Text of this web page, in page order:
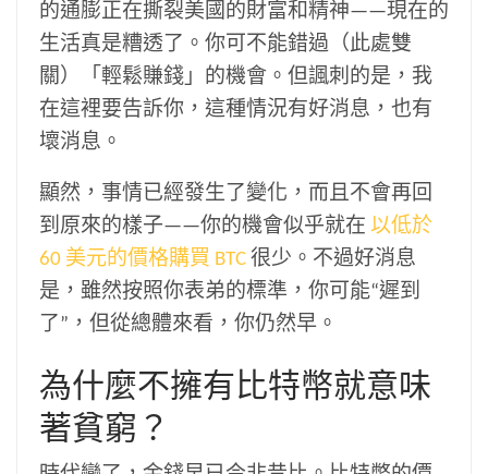
的通膨正在撕裂美國的財富和精神——現在的
生活真是糟透了。你可不能錯過（此處雙
關）「輕鬆賺錢」的機會。但諷刺的是，我
在這裡要告訴你，這種情況有好消息，也有
壞消息。
顯然，事情已經發生了變化，而且不會再回
到原來的樣子——你的機會似乎就在 以低於
60 美元的價格購買 BTC 很少。不過好消息
是，雖然按照你表弟的標準，你可能“遲到
了”，但從總體來看，你仍然早。
為什麼不擁有比特幣就意味
著貧窮？